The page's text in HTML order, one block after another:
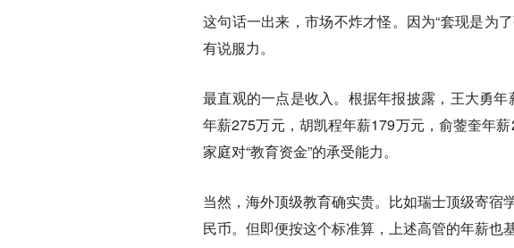
这句话一出来，市场不炸才怪。因为“套现是为
有说服力。
最直观的一点是收入。根据年报披露，王大勇
年薪275万元，胡凯程年薪179万元，俞蓥奎年
家庭对“教育资金”的承受能力。
当然，海外顶级教育确实贵。比如瑞士顶级寄宿
民币。但即便按这个标准算，上述高管的年薪也